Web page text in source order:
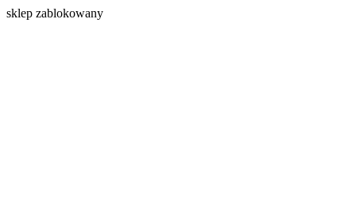
sklep zablokowany